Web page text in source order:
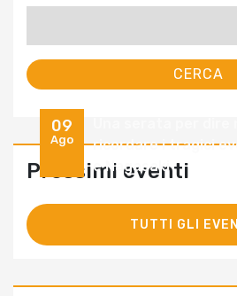
Prossimi eventi
09
Ago
ricordare i tragici
e Nagasaki
TUTTI GLI